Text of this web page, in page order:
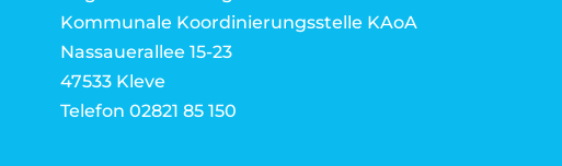
Kommunale Koordinierungsstelle KAoA
Nassauerallee 15-23
47533 Kleve
Telefon 02821 85 150